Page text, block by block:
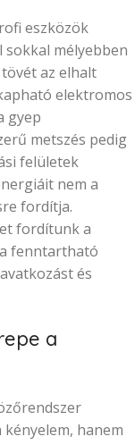
eszközök
sokkal mélyebben
az elhalt
elektromos
gyep
metszés pedig
felületek
nem a
fordítja.
fordítunk a
fenntartható
és
a
hanem